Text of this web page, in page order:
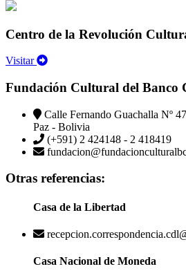
Centro de la Revolución
Visitar
Fundación Cultural del Banco
Calle Fernando Guachalla Nº
Paz - Bolivia
(+591) 2 424148 - 2 418419
Otras referencias:
Casa de la Libertad
Casa Nacional de Moneda